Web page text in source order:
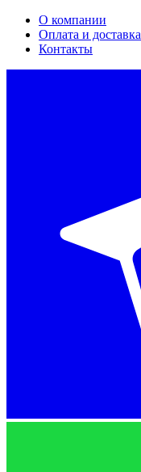
О компании
Оплата и доставка
Контакты